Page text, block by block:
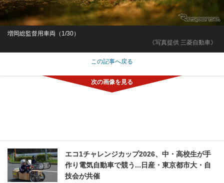
《写真提供 三菱自動車》
増岡総監督用車両（1/30）
この記事へ戻る
エコ1チャレンジカップ2026、中・高校生が手
作り電気自動車で競う...日産・東京都市大・自
技会が共催